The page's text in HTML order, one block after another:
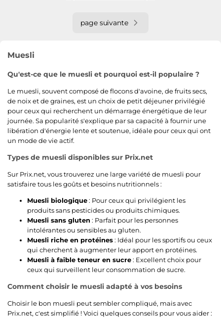
page suivante
Muesli
Qu'est-ce que le muesli et pourquoi est-il populaire ?
Le muesli, souvent composé de flocons d'avoine, de fruits secs,
de noix et de graines, est un choix de petit déjeuner privilégié
pour ceux qui recherchent un démarrage énergétique de leur
journée. Sa popularité s'explique par sa capacité à fournir une
libération d'énergie lente et soutenue, idéale pour ceux qui ont
un mode de vie actif.
Types de muesli disponibles sur Prix.net
Sur Prix.net, vous trouverez une large variété de muesli pour
satisfaire tous les goûts et besoins nutritionnels :
Muesli biologique: Pour ceux qui privilégient les
produits sans pesticides ou produits chimiques.
Muesli sans gluten: Parfait pour les personnes
intolérantes ou sensibles au gluten.
Muesli riche en protéines: Idéal pour les sportifs ou ceux
qui cherchent à augmenter leur apport en protéines.
Muesli à faible teneur en sucre: Excellent choix pour
ceux qui surveillent leur consommation de sucre.
Comment choisir le muesli adapté à vos besoins
Choisir le bon muesli peut sembler compliqué, mais avec
Prix.net, c'est simplifié ! Voici quelques conseils pour vous aider :